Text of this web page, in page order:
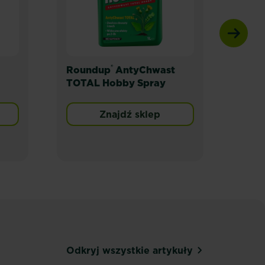
Roundup® AntyChwast
TOTAL Hobby Spray
Znajdź sklep
Odkryj wszystkie artykuły